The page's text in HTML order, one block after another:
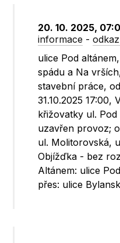
20. 10. 2025,
informace -
ulice Pod
spádu a Na
stavební práce,
31.10.2025
křižovatky ul.
uzavřen provoz;
ul. Molitorovská,
Objížďka - bez
Altánem: ulice
přes: ulice